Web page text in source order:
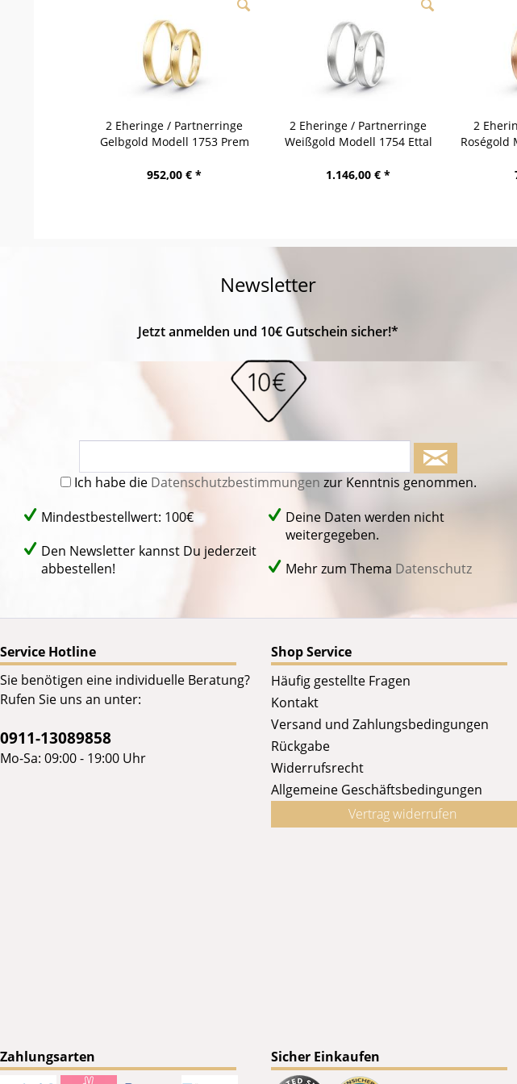
2 Eheringe / Partnerringe
Gelbgold Modell 1753 Prem
952,00 € *
2 Eheringe / Partnerringe
Weißgold Modell 1754 Ettal
1.146,00 € *
2
Roségold
Newsletter
Jetzt anmelden und 10€ Gutschein sicher!*
Ich habe die Datenschutzbestimmungen zur Kenntnis genommen.
Mindestbestellwert: 100€
Den Newsletter kannst Du jederzeit
abbestellen!
Deine Daten werden nicht
weitergegeben.
Mehr zum Thema Datenschutz
Service Hotline
Sie benötigen eine individuelle Beratung?
Rufen Sie uns an unter:
0911-13089858
Mo-Sa: 09:00 - 19:00 Uhr
Shop Service
Häufig gestellte Fragen
Kontakt
Versand und Zahlungsbedingungen
Rückgabe
Widerrufsrecht
Allgemeine Geschäftsbedingungen
Vertrag widerrufen
Zahlungsarten Sicher Einkaufen